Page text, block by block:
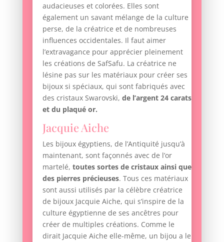
audacieuses et colorées. Elles sont
également un savant mélange de la culture
perse, de la créatrice et de nombreuses
influences occidentales. Il faut aimer
l’extravagance pour apprécier pleinement
les créations de SafSafu. La créatrice ne
lésine pas sur les matériaux pour créer ses
bijoux si spéciaux, qui sont fabriqués avec
des cristaux Swarovski, de l’argent 24 carats
et du plaqué or.
Jacquie Aiche
Les bijoux égyptiens, de l’Antiquité jusqu’à
maintenant, sont façonnés avec de l’or
martelé, toutes sortes de cristaux ainsi que
des pierres précieuses. Tous ces matériaux
sont aussi utilisés par la célèbre créatrice
de bijoux Jacquie Aiche, qui s’inspire de la
culture égyptienne de ses ancêtres pour
créer de multiples créations. Comme le
dirait Jacquie Aiche elle-même, un bijou a le